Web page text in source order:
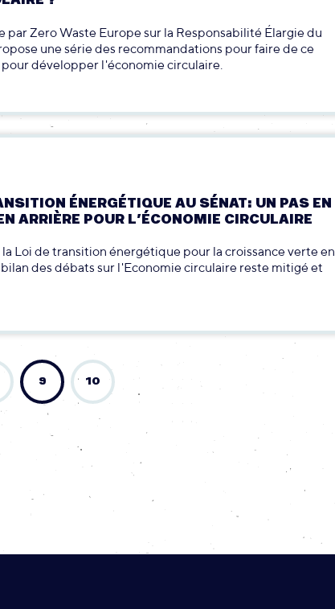
par Zero Waste Europe sur la Responsabilité Élargie du
une série des recommandations pour faire de ce
développer l'économie circulaire.
ÉNERGÉTIQUE AU SÉNAT: UN PAS EN
ARRIÈRE POUR L’ÉCONOMIE CIRCULAIRE
Loi de transition énergétique pour la croissance verte en
des débats sur l'Economie circulaire reste mitigé et
9 10